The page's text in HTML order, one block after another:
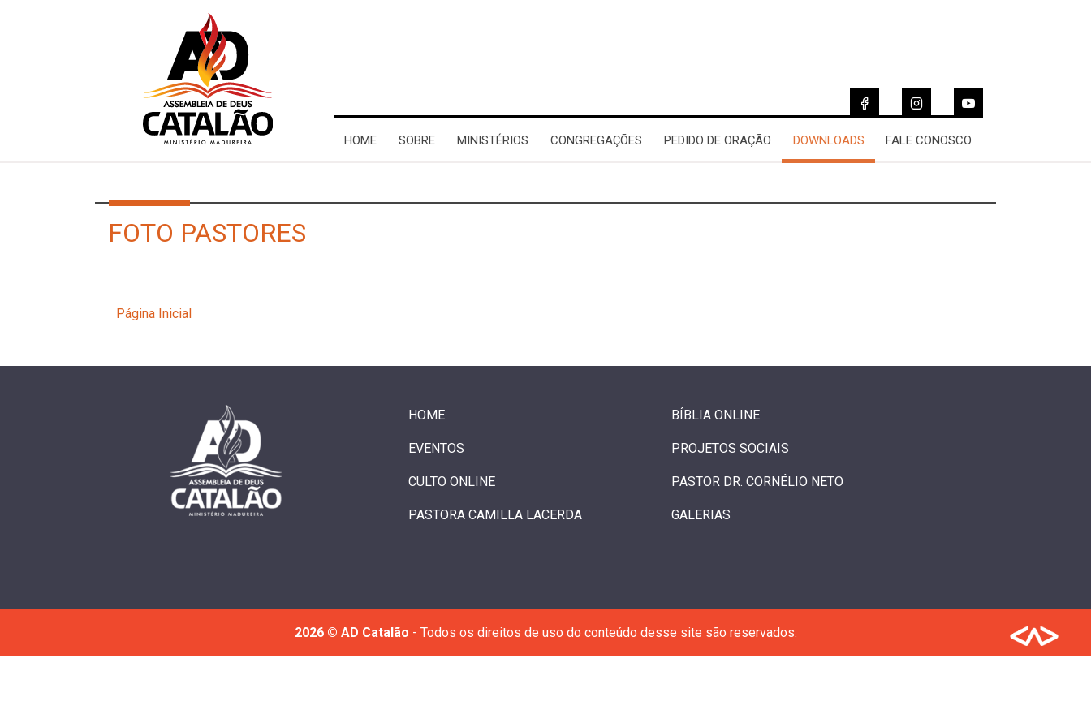
HOME SOBRE MINISTÉRIOS CONGREGAÇÕES PEDIDO DE ORAÇÃO DOWNLOADS FALE CONOSCO
FOTO PASTORES
Página Inicial
HOME BÍBLIA ONLINE
EVENTOS PROJETOS SOCIAIS
CULTO ONLINE PASTOR DR. CORNÉLIO NETO
PASTORA CAMILLA LACERDA GALERIAS
2026 © AD Catalão - Todos os direitos de uso do conteúdo desse site são reservados.